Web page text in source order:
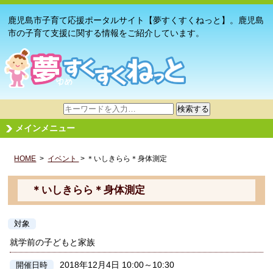
鹿児島市子育て応援ポータルサイト【夢すくすくねっと】。鹿児島
市の子育て支援に関する情報をご紹介しています。
サ
イ
ト
検
検索する
メインメニュー
HOME > イベント > ＊いしきらら＊身体測定
＊いしきらら＊身体測定
対象
就学前の子どもと家族
開催日時 2018年12月4日 10:00～10:30